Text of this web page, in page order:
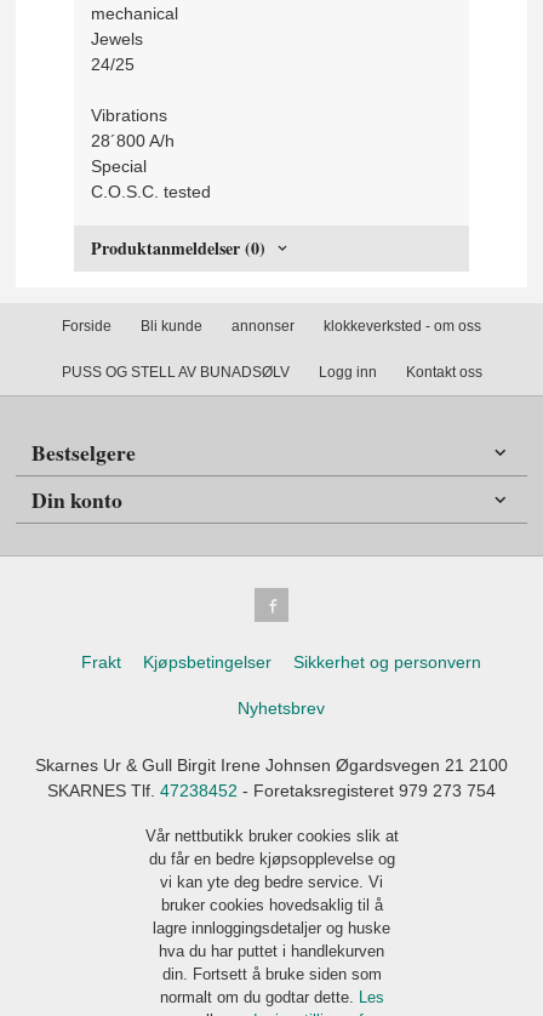
mechanical
Jewels
24/25
Vibrations
28´800 A/h
Special
C.O.S.C. tested
Produktanmeldelser (0)
Forside Bli kunde annonser klokkeverksted - om oss
PUSS OG STELL AV BUNADSØLV Logg inn Kontakt oss
Bestselgere
Din konto
Frakt Kjøpsbetingelser Sikkerhet og personvern
Nyhetsbrev
Skarnes Ur & Gull Birgit Irene Johnsen Øgardsvegen 21 2100
SKARNES Tlf. 47238452 - Foretaksregisteret 979 273 754
Vår nettbutikk bruker cookies slik at
du får en bedre kjøpsopplevelse og
vi kan yte deg bedre service. Vi
bruker cookies hovedsaklig til å
lagre innloggingsdetaljer og huske
hva du har puttet i handlekurven
din. Fortsett å bruke siden som
normalt om du godtar dette. Les